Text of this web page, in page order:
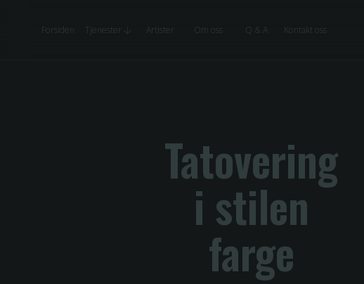
Forsiden Tjenester Artister Om oss Q & A Kontakt oss
Tatovering
i stilen
farge